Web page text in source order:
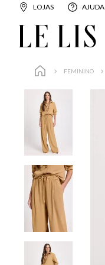
LOJAS AJUDA
FEMININO